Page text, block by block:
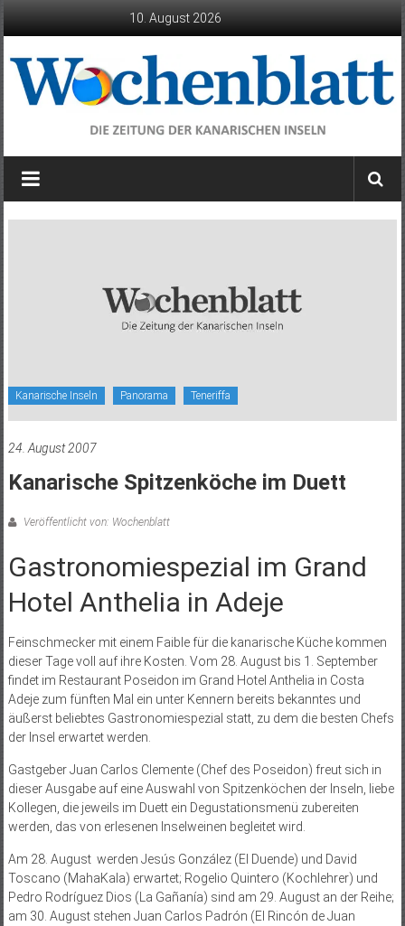
10. August 2026
Wochenblatt
die
Kanarische Inseln Panorama Teneriffa
24. August 2007
Kanarische Spitzenköche im Duett
Veröffentlicht von: Wochenblatt
Gastronomiespezial im Grand
Hotel Anthelia in Adeje
Feinschmecker mit einem Faible für die kanarische Küche kommen
dieser Tage voll auf ihre Kosten. Vom 28. August bis 1. September
findet im Restaurant Poseidon im Grand Hotel Anthelia in Costa
Adeje zum fünften Mal ein unter Kennern bereits bekanntes und
äußerst beliebtes Gastronomiespezial statt, zu dem die besten Chefs
der Insel erwartet werden.
Gastgeber Juan Carlos Clemente (Chef des Poseidon) freut sich in
dieser Ausgabe auf eine Auswahl von Spitzenköchen der Inseln, liebe
Kollegen, die jeweils im Duett ein Degustationsmenü zubereiten
werden, das von erlesenen Inselweinen begleitet wird.
Am 28. August werden Jesús González (El Duende) und David
Toscano (MahaKala) erwartet; Rogelio Quintero (Kochlehrer) und
Pedro Rodríguez Dios (La Gañanía) sind am 29. August an der Reihe;
am 30. August stehen Juan Carlos Padrón (El Rincón de Juan